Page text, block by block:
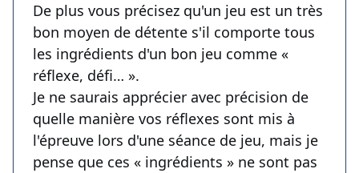
De plus vous précisez qu'un jeu est un très
bon moyen de détente s'il comporte tous
les ingrédients d'un bon jeu comme «
réflexe, défi… ».
Je ne saurais apprécier avec précision de
quelle manière vos réflexes sont mis à
l'épreuve lors d'une séance de jeu, mais je
pense que ces « ingrédients » ne sont pas